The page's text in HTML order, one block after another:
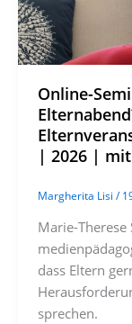
Online-
| 2026 |
Margherita Lisi /
Marie-Therese
dass Eltern
sprechen.